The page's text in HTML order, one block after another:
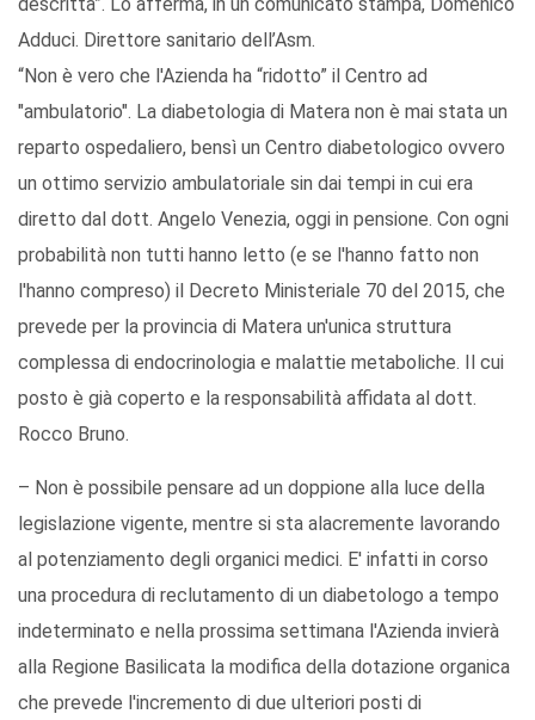
descritta”. Lo afferma, in un comunicato stampa, Domenico
Adduci. Direttore sanitario dell’Asm.
“Non è vero che l'Azienda ha “ridotto” il Centro ad
"ambulatorio". La diabetologia di Matera non è mai stata un
reparto ospedaliero, bensì un Centro diabetologico ovvero
un ottimo servizio ambulatoriale sin dai tempi in cui era
diretto dal dott. Angelo Venezia, oggi in pensione. Con ogni
probabilità non tutti hanno letto (e se l'hanno fatto non
l'hanno compreso) il Decreto Ministeriale 70 del 2015, che
prevede per la provincia di Matera un'unica struttura
complessa di endocrinologia e malattie metaboliche. Il cui
posto è già coperto e la responsabilità affidata al dott.
Rocco Bruno.
– Non è possibile pensare ad un doppione alla luce della
legislazione vigente, mentre si sta alacremente lavorando
al potenziamento degli organici medici. E' infatti in corso
una procedura di reclutamento di un diabetologo a tempo
indeterminato e nella prossima settimana l'Azienda invierà
alla Regione Basilicata la modifica della dotazione organica
che prevede l'incremento di due ulteriori posti di